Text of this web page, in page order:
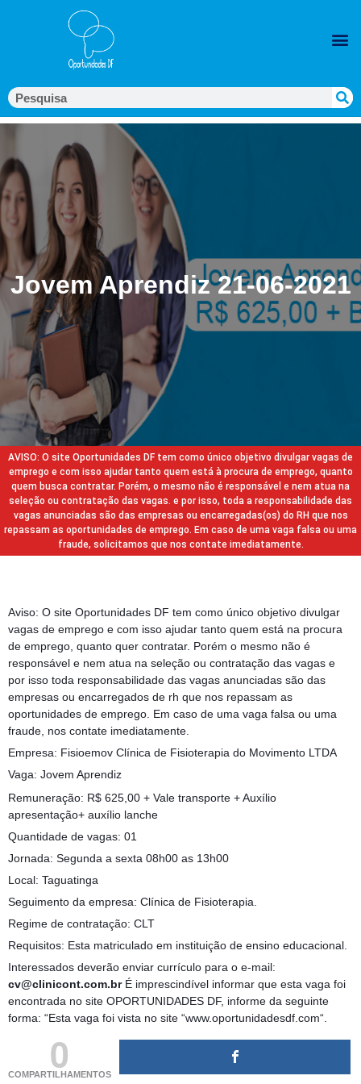
Jovem Aprendiz 21-06-2021
AVISO: O site Oportunidades DF tem como único objetivo divulgar vagas de
emprego e com isso ajudar tanto quem está à procura de emprego, quanto
quem busca contratar. Porém, o mesmo não é responsável e nem atua na
seleção ou contratação das vagas. e por isso, toda a responsabilidade das
vagas anunciadas são das empresas ou encarregadas(os) do RH que nos
repassam as oportunidades de emprego. Em caso de uma vaga falsa ou uma
fraude, solicitamos que nos contate imediatamente.
Aviso: O site Oportunidades DF tem como único objetivo divulgar
vagas de emprego e com isso ajudar tanto quem está na procura
de emprego, quanto quer contratar. Porém o mesmo não é
responsável e nem atua na seleção ou contratação das vagas e
por isso toda responsabilidade das vagas anunciadas são das
empresas ou encarregados de rh que nos repassam as
oportunidades de emprego. Em caso de uma vaga falsa ou uma
fraude, nos contate imediatamente.
Empresa: Fisioemov Clínica de Fisioterapia do Movimento LTDA
Vaga: Jovem Aprendiz
Remuneração: R$ 625,00 + Vale transporte + Auxílio
apresentação+ auxílio lanche
Quantidade de vagas: 01
Jornada: Segunda a sexta 08h00 as 13h00
Local: Taguatinga
Seguimento da empresa: Clínica de Fisioterapia.
Regime de contratação: CLT
Requisitos: Esta matriculado em instituição de ensino educacional.
Interessados deverão enviar currículo para o e-mail:
cv@clinicont.com.brÉ imprescindível informar que esta vaga foi
encontrada no site OPORTUNIDADES DF, informe da seguinte
forma: “Esta vaga foi vista no site “www.oportunidadesdf.com“.
0
COMPARTILHAMENTOS